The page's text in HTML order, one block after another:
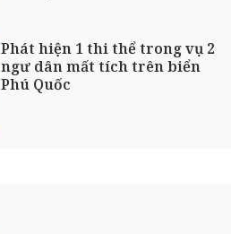
Phát hiện 1 thi thể trong vụ 2
ngư dân mất tích trên biển
Phú Quốc